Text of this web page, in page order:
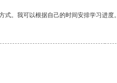
。我可以根据自己的时间安排学习进度。